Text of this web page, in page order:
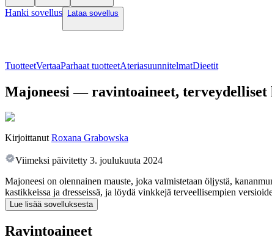
Hanki sovellus Lataa sovellus
TuotteetVertaaParhaat tuotteetAteriasuunnitelmatDieetit
Majoneesi — ravintoaineet, terveydelliset
Kirjoittanut Roxana Grabowska
Viimeksi päivitetty 3. joulukuuta 2024
Majoneesi on olennainen mauste, joka valmistetaan öljystä,
kastikkeissa ja dresseissä, ja löydä vinkkejä terveellisempien
Lue lisää sovelluksesta
Ravintoaineet